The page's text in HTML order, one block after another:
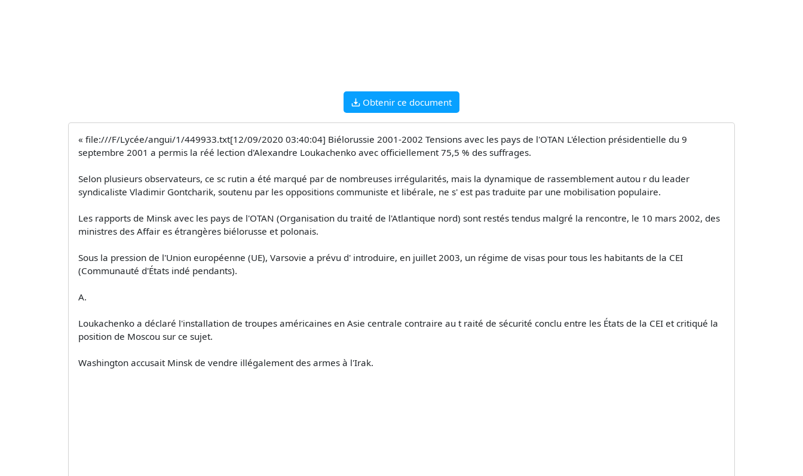
Obtenir ce document
« file:///F/Lycée/angui/1/449933.txt[12/09/2020 03:40:04] Biélorussie 2001-2002 Tensions avec les pays de l'OTAN L'élection présidentielle du 9
septembre 2001 a permis la réé lection d'Alexandre Loukachenko avec officiellement 75,5 % des suffrages.
Selon plusieurs observateurs, ce sc rutin a été marqué par de nombreuses irrégularités, mais la dynamique de rassemblement autou r du leader
syndicaliste Vladimir Gontcharik, soutenu par les oppositions communiste et libérale, ne s' est pas traduite par une mobilisation populaire.
Les rapports de Minsk avec les pays de l'OTAN (Organisation du traité de l'Atlantique nord) sont restés tendus malgré la rencontre, le 10 mars 2002, des
ministres des Affair es étrangères biélorusse et polonais.
Sous la pression de l'Union européenne (UE), Varsovie a prévu d' introduire, en juillet 2003, un régime de visas pour tous les habitants de la CEI
(Communauté d'États indé pendants).
A.
Loukachenko a déclaré l'installation de troupes américaines en Asie centrale contraire au t raité de sécurité conclu entre les États de la CEI et critiqué la
position de Moscou sur ce sujet.
Washington accusait Minsk de vendre illégalement des armes à l'Irak.